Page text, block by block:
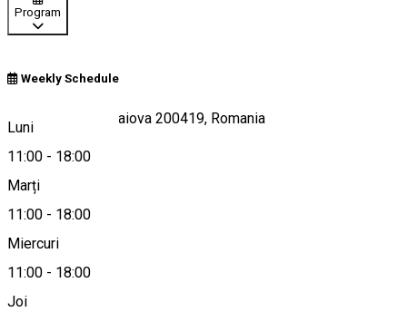
Program
Weekly Schedule
Luni
11:00 - 18:00
Marți
11:00 - 18:00
Miercuri
11:00 - 18:00
Joi
Calea Unirii 15, Craiova 200419, Romania
Hartă